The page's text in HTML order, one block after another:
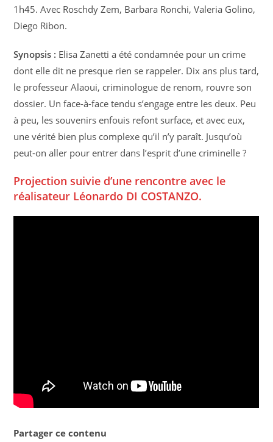
1h45. Avec Roschdy Zem, Barbara Ronchi, Valeria Golino,
Diego Ribon.
Synopsis : Elisa Zanetti a été condamnée pour un crime
dont elle dit ne presque rien se rappeler. Dix ans plus tard,
le professeur Alaoui, criminologue de renom, rouvre son
dossier. Un face-à-face tendu s’engage entre les deux. Peu
à peu, les souvenirs enfouis refont surface, et avec eux,
une vérité bien plus complexe qu’il n’y paraît. Jusqu’où
peut-on aller pour entrer dans l’esprit d’une criminelle ?
Projection suivie d’une rencontre avec le
réalisateur Léonardo DI COSTANZO.
Partager ce contenu